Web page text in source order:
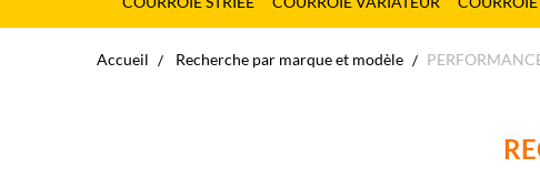
Accueil Recherche par marque et modèle